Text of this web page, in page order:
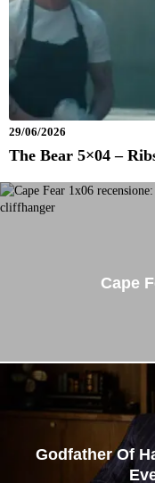
29/06/2026
The Bear 5×04 –
Cape
Godfather Of